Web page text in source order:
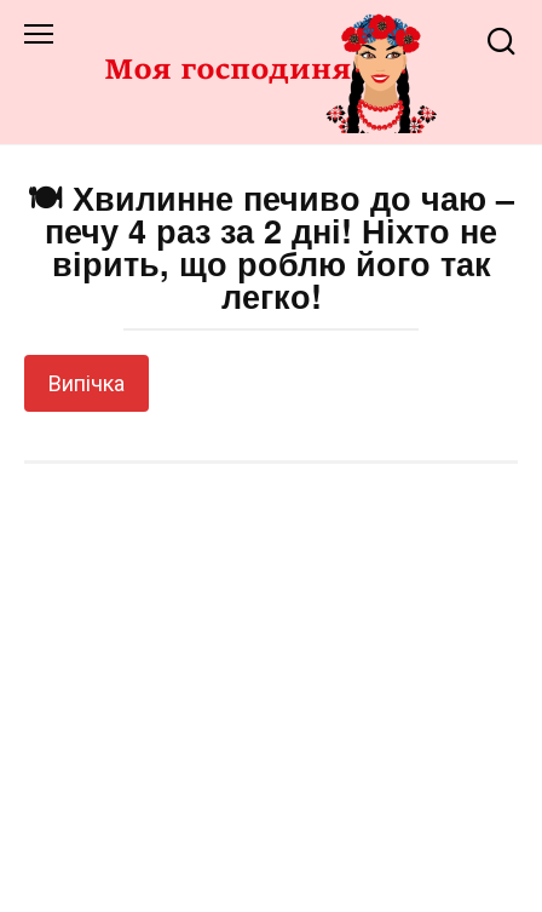
до
🍽️ Хвилинне печиво до чаю –
печу 4 раз за 2 дні! Ніхто не
вірить, що роблю його так
легко!
Випічка